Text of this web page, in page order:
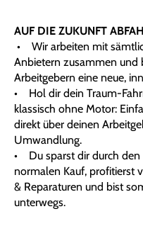
AUF DIE ZUKUNFT
• Wir arbeiten mit
Anbietern zusammen und
Arbeitgebern eine neue,
• Hol dir dein Traum-
klassisch ohne Motor:
direkt über deinen
Umwandlung.
• Du sparst dir durch den
normalen Kauf, profitierst
& Reparaturen und bist
unterwegs.